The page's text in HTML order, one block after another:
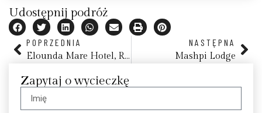
Udostępnij podróż
POPRZEDNIA
Elounda Mare Hotel, Relais & Châteaux
NASTĘPNA
Mashpi Lodge
Zapytaj o wycieczkę